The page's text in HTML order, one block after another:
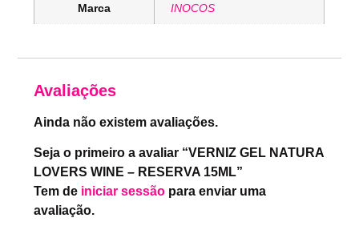
Marca INOCOS
Avaliações
Ainda não existem avaliações.
Seja o primeiro a avaliar “VERNIZ GEL NATURA
LOVERS WINE – RESERVA 15ML”
Tem de iniciar sessão para enviar uma
avaliação.